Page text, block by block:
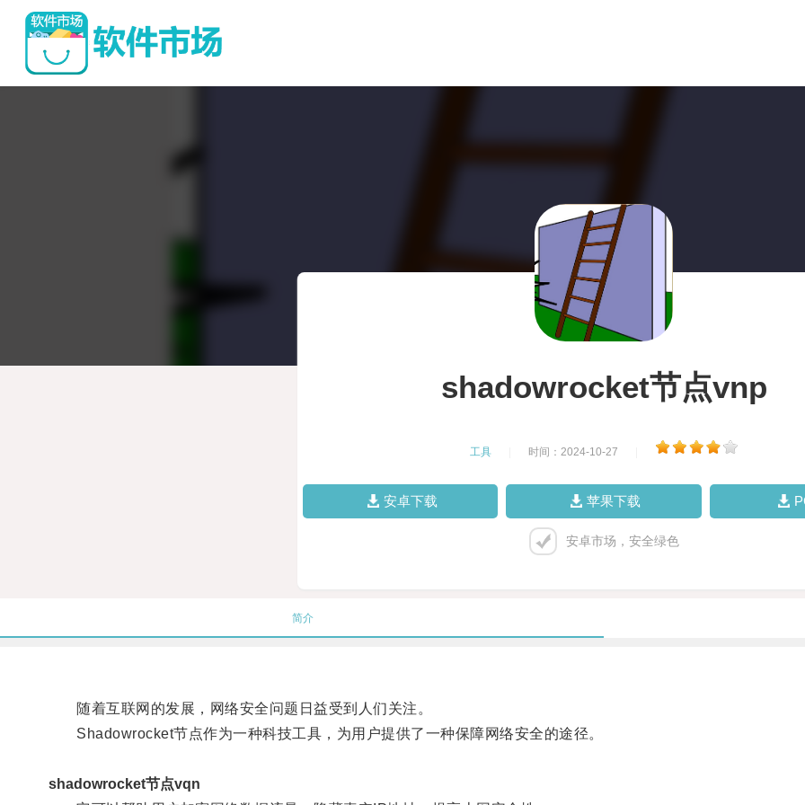
shadowrocket节点vnp
工具 时间：2024-10-27
安卓下载 苹果下载
安卓市场，安全绿色
简介
随着互联网的发展，网络安全问题日益受到人们关注。
Shadowrocket节点作为一种科技工具，为用户提供了一种保障网络安全的途径。
shadowrocket节点vqn